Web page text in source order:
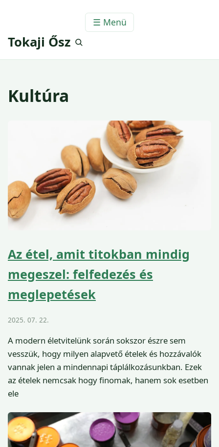
☰ Menü
Tokaji Ősz
Kultúra
Az étel, amit titokban mindig
megeszel: felfedezés és
meglepetések
2025. 07. 22.
A modern életvitelünk során sokszor észre sem
vesszük, hogy milyen alapvető ételek és hozzávalók
vannak jelen a mindennapi táplálkozásunkban. Ezek
az ételek nemcsak hogy finomak, hanem sok esetben
ele